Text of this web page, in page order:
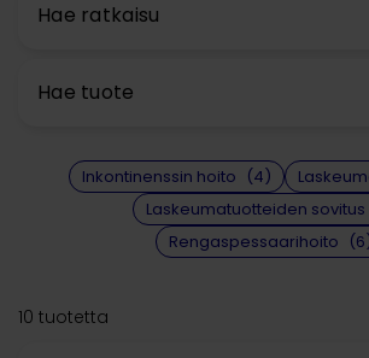
Hae ratkaisu
Hae tuote
Inkontinenssin hoito (4)
Laskeumatuotteiden sovitus
Rengaspessaarihoito
10 tuotetta